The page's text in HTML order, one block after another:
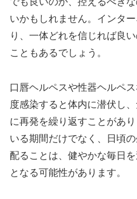
いかもしれません。インタ
り、一体どれを信じれば良
こともあるでしょう。
口唇ヘルペスや性器ヘルペ
度感染すると体内に潜伏し
に再発を繰り返すことがあ
いる期間だけでなく、日頃
配ることは、健やかな毎日
となる可能性があります。